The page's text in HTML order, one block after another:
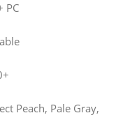
PC
Peach, Pale Gray,